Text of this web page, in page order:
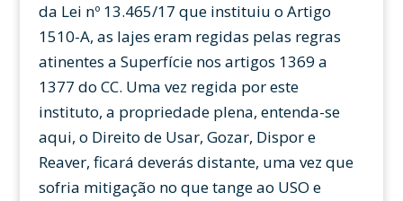
da Lei nº 13.465/17 que instituiu o Artigo
1510-A, as lajes eram regidas pelas regras
atinentes a Superfície nos artigos 1369 a
1377 do CC. Uma vez regida por este
instituto, a propriedade plena, entenda-se
aqui, o Direito de Usar, Gozar, Dispor e
Reaver, ficará deverás distante, uma vez que
sofria mitigação no que tange ao USO e